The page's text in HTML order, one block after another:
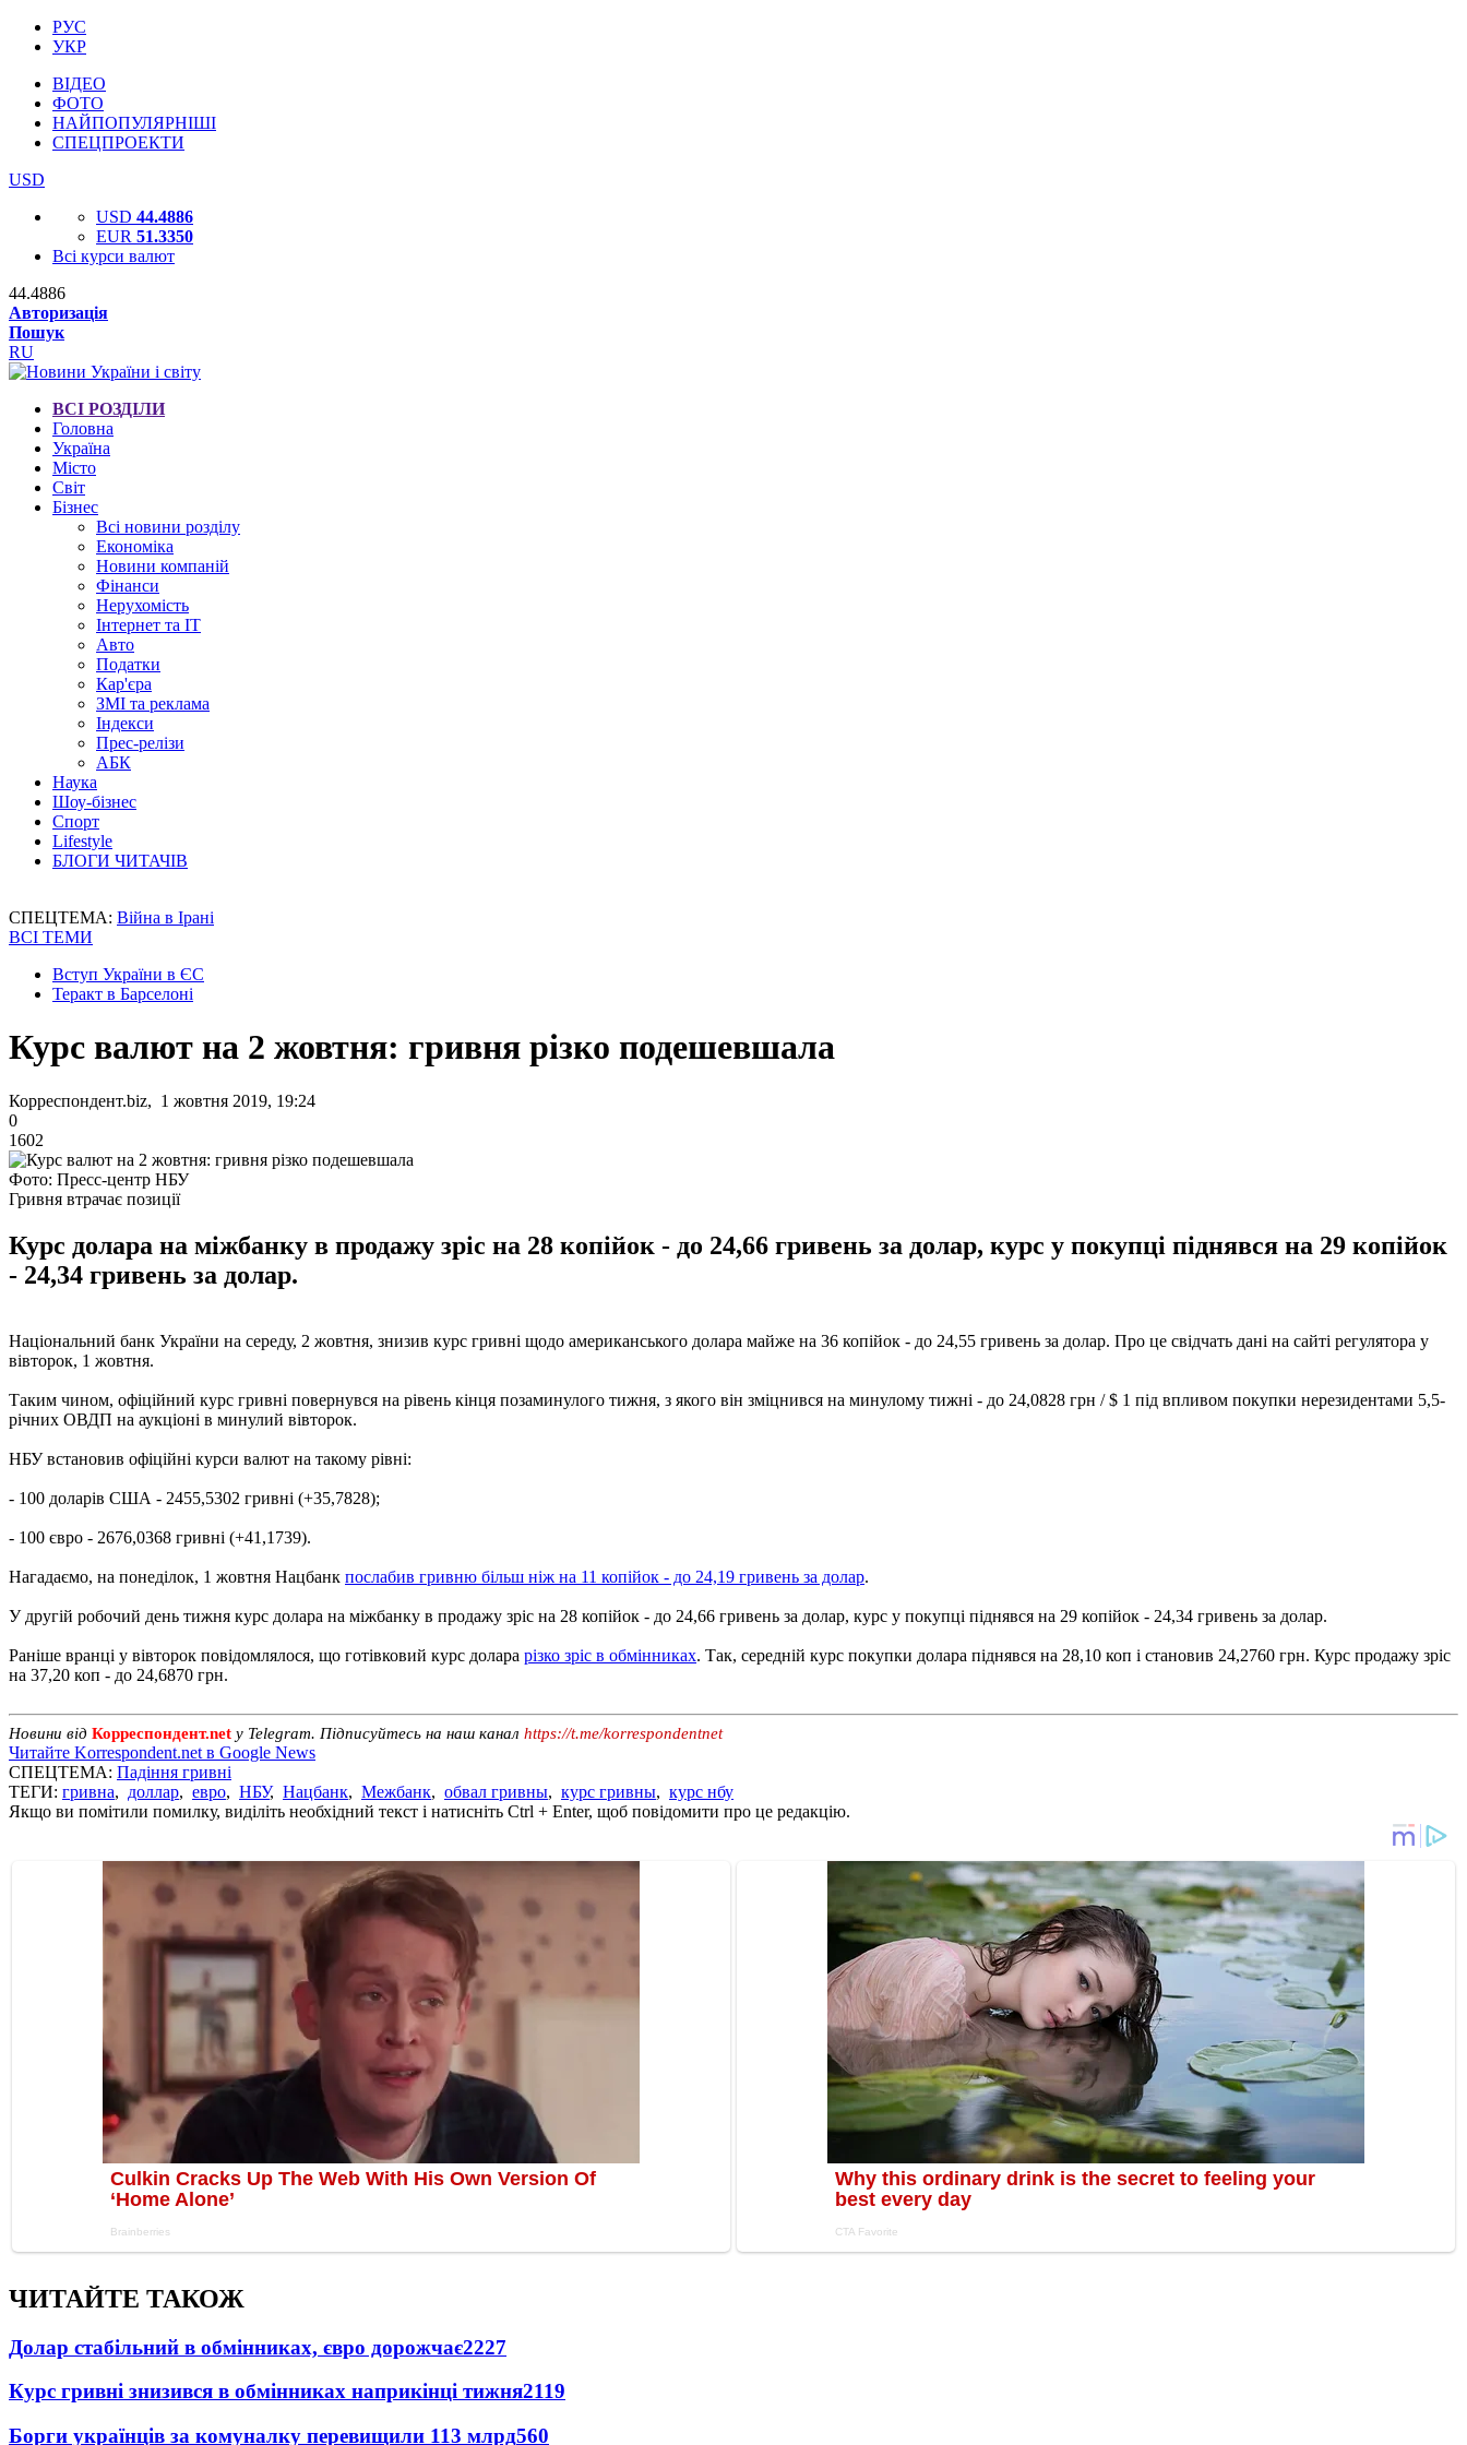
РУС
УКР
ВІДЕО
ФОТО
НАЙПОПУЛЯРНІШІ
СПЕЦПРОЕКТИ
USD
USD 44.4886
EUR 51.3350
Всі курси валют
44.4886
Авторизація
Пошук
RU
ВСІ РОЗДІЛИ
Головна
Україна
Місто
Світ
Бізнес
Всі новини розділу
Економіка
Новини компаній
Фінанси
Нерухомість
Інтернет та IT
Авто
Податки
Кар'єра
ЗМІ та реклама
Індекси
Прес-релізи
АБК
Наука
Шоу-бізнес
Спорт
Lifestyle
БЛОГИ ЧИТАЧІВ
СПЕЦТЕМА: Війна в Ірані
ВСІ ТЕМИ
Вступ України в ЄС
Теракт в Барселоні
Курс валют на 2 жовтня: гривня різко подешевшала
Корреспондент.biz, 1 жовтня 2019, 19:24
0
1602
Фото: Пресс-центр НБУ
Гривня втрачає позиції
Курс долара на міжбанку в продажу зріс на 28 копійок - до 24,66 гривень за долар, курс у покупці піднявся на 29 копійок
- 24,34 гривень за долар.
Національний банк України на середу, 2 жовтня, знизив курс гривні щодо американського долара майже на 36 копійок - до 24,55 гривень за долар. Про це свідчать дані на сайті регулятора у
вівторок, 1 жовтня.
Таким чином, офіційний курс гривні повернувся на рівень кінця позаминулого тижня, з якого він зміцнився на минулому тижні - до 24,0828 грн / $ 1 під впливом покупки нерезидентами 5,5-
річних ОВДП на аукціоні в минулий вівторок.
НБУ встановив офіційні курси валют на такому рівні:
- 100 доларів США - 2455,5302 гривні (+35,7828);
- 100 євро - 2676,0368 гривні (+41,1739).
Нагадаємо, на понеділок, 1 жовтня Нацбанк послабив гривню більш ніж на 11 копійок - до 24,19 гривень за долар.
У другій робочий день тижня курс долара на міжбанку в продажу зріс на 28 копійок - до 24,66 гривень за долар, курс у покупці піднявся на 29 копійок - 24,34 гривень за долар.
Раніше вранці у вівторок повідомлялося, що готівковий курс долара різко зріс в обмінниках. Так, середній курс покупки долара піднявся на 28,10 коп і становив 24,2760 грн. Курс продажу зріс
на 37,20 коп - до 24,6870 грн.
Новини від Корреспондент.net у Telegram. Підписуйтесь на наш канал https://t.me/korrespondentnet
Читайте Korrespondent.net в Google News
СПЕЦТЕМА: Падіння гривні
ТЕГИ: гривна, доллар, евро, НБУ, Нацбанк, Межбанк, обвал гривны, курс гривны, курс нбу
Якщо ви помітили помилку, виділіть необхідний текст і натисніть Ctrl + Enter, щоб повідомити про це редакцію.
ЧИТАЙТЕ ТАКОЖ
Долар стабільний в обмінниках, євро дорожчає2227
Курс гривні знизився в обмінниках наприкінці тижня2119
Борги українців за комуналку перевищили 113 млрд560